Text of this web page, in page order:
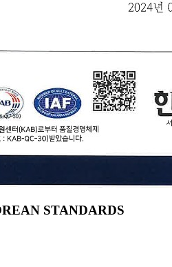
STANDARDS